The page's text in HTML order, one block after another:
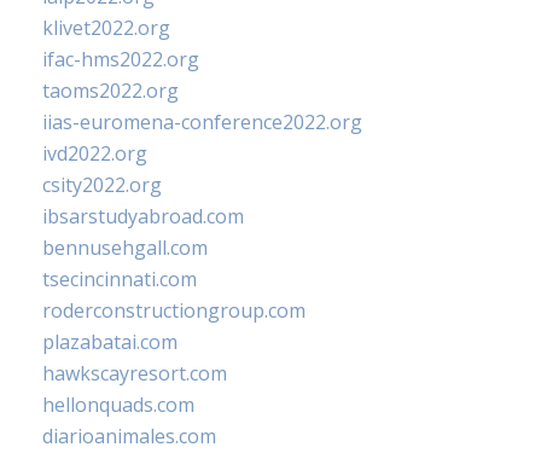
klivet2022.org
ifac-hms2022.org
taoms2022.org
iias-euromena-conference2022.org
ivd2022.org
csity2022.org
ibsarstudyabroad.com
bennusehgall.com
tsecincinnati.com
roderconstructiongroup.com
plazabatai.com
hawkscayresort.com
hellonquads.com
diarioanimales.com